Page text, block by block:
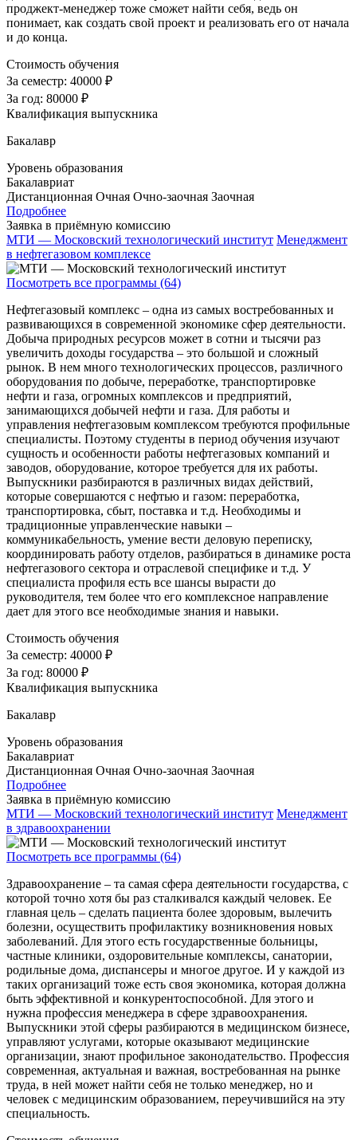
проджект-менеджер тоже сможет найти себя, ведь он
понимает, как создать свой проект и реализовать его от начала
и до конца.
Стоимость обучения
За семестр: 40000 ₽
За год: 80000 ₽
Квалификация выпускника
Бакалавр
Уровень образования
Бакалавриат
Дистанционная Очная Очно-заочная Заочная
Подробнее
Заявка в приёмную комиссию
МТИ — Московский технологический институт Менеджмент
в нефтегазовом комплексе
Посмотреть все программы (64)
Нефтегазовый комплекс – одна из самых востребованных и
развивающихся в современной экономике сфер деятельности.
Добыча природных ресурсов может в сотни и тысячи раз
увеличить доходы государства – это большой и сложный
рынок. В нем много технологических процессов, различного
оборудования по добыче, переработке, транспортировке
нефти и газа, огромных комплексов и предприятий,
занимающихся добычей нефти и газа. Для работы и
управления нефтегазовым комплексом требуются профильные
специалисты. Поэтому студенты в период обучения изучают
сущность и особенности работы нефтегазовых компаний и
заводов, оборудование, которое требуется для их работы.
Выпускники разбираются в различных видах действий,
которые совершаются с нефтью и газом: переработка,
транспортировка, сбыт, поставка и т.д. Необходимы и
традиционные управленческие навыки –
коммуникабельность, умение вести деловую переписку,
координировать работу отделов, разбираться в динамике роста
нефтегазового сектора и отраслевой специфике и т.д. У
специалиста профиля есть все шансы вырасти до
руководителя, тем более что его комплексное направление
дает для этого все необходимые знания и навыки.
Стоимость обучения
За семестр: 40000 ₽
За год: 80000 ₽
Квалификация выпускника
Бакалавр
Уровень образования
Бакалавриат
Дистанционная Очная Очно-заочная Заочная
Подробнее
Заявка в приёмную комиссию
МТИ — Московский технологический институт Менеджмент
в здравоохранении
Посмотреть все программы (64)
Здравоохранение – та самая сфера деятельности государства, с
которой точно хотя бы раз сталкивался каждый человек. Ее
главная цель – сделать пациента более здоровым, вылечить
болезни, осуществить профилактику возникновения новых
заболеваний. Для этого есть государственные больницы,
частные клиники, оздоровительные комплексы, санатории,
родильные дома, диспансеры и многое другое. И у каждой из
таких организаций тоже есть своя экономика, которая должна
быть эффективной и конкурентоспособной. Для этого и
нужна профессия менеджера в сфере здравоохранения.
Выпускники этой сферы разбираются в медицинском бизнесе,
управляют услугами, которые оказывают медицинские
организации, знают профильное законодательство. Профессия
современная, актуальная и важная, востребованная на рынке
труда, в ней может найти себя не только менеджер, но и
человек с медицинским образованием, переучившийся на эту
специальность.